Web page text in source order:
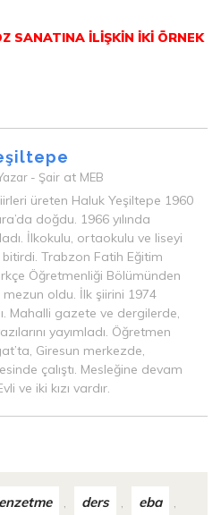
SANATINA İLİŞKİN İKİ ÖRNEK
- Şair at MEB
üreten Haluk Yeşiltepe 1960
doğdu. 1966 yılında
İlkokulu, ortaokulu ve liseyi
bitirdi. Trabzon Fatih Eğitim
Öğretmenliği Bölümünden
mezun oldu. İlk şiirini 1974
Mahalli gazete ve dergilerde,
yayımladı. Öğretmen
Giresun merkezde,
çalıştı. Mesleğine devam
ve iki kızı vardır.
, ders , eba ,